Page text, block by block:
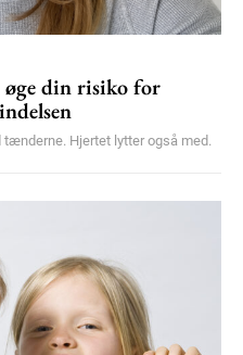
øge din risiko for
tænderne. Hjertet lytter også med.